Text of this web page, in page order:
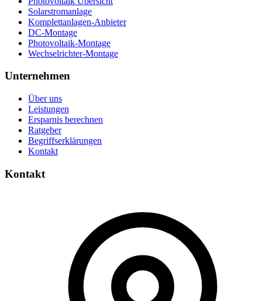
Solarstromanlage
Komplettanlagen-Anbieter
DC-Montage
Photovoltaik-Montage
Wechselrichter-Montage
Unternehmen
Über uns
Leistungen
Ersparnis berechnen
Ratgeber
Begriffserklärungen
Kontakt
Kontakt